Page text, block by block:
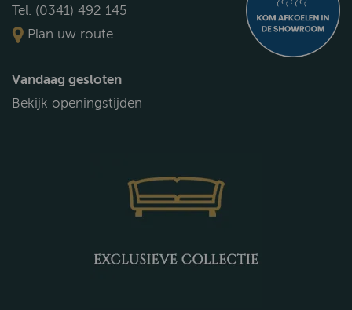
Tel. (0341) 492 145
Plan uw route
Vandaag gesloten
Bekijk openingstijden